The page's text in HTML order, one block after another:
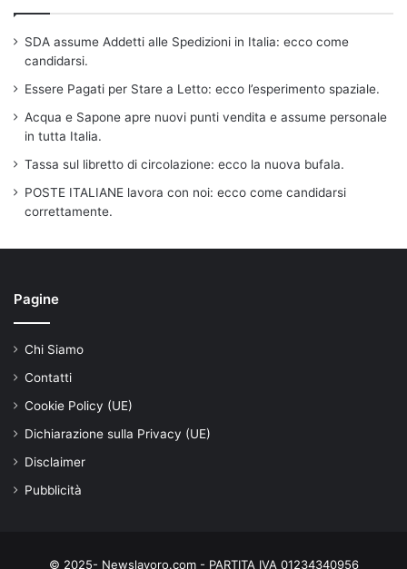
SDA assume Addetti alle Spedizioni in Italia: ecco come
candidarsi.
Essere Pagati per Stare a Letto: ecco l’esperimento spaziale.
Acqua e Sapone apre nuovi punti vendita e assume personale
in tutta Italia.
Tassa sul libretto di circolazione: ecco la nuova bufala.
POSTE ITALIANE lavora con noi: ecco come candidarsi
correttamente.
Pagine
Chi Siamo
Contatti
Cookie Policy (UE)
Dichiarazione sulla Privacy (UE)
Disclaimer
Pubblicità
© 2025- Newslavoro.com - PARTITA IVA 01234340956